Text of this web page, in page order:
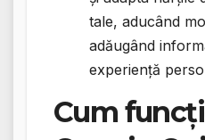
tale, aducând
adăugând
experiență
Cum